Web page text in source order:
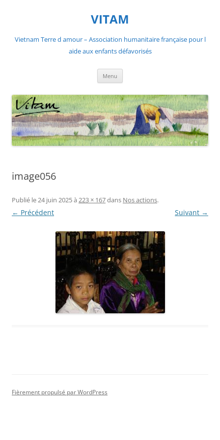
VITAM
Vietnam Terre d amour – Association humanitaire française pour l
aide aux enfants défavorisés
Menu
image056
Publié le24 juin 2025à 223 × 167dans Nos actions.
← Précédent Suivant →
Fièrement propulsé par WordPress